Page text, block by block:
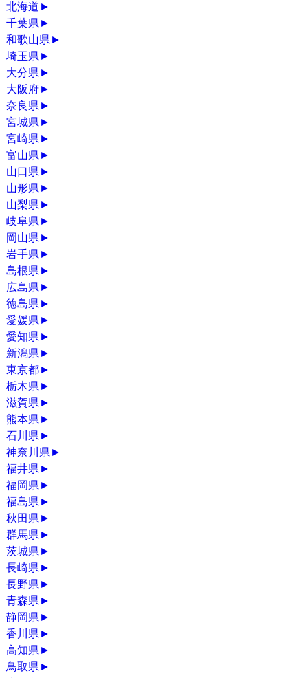
北海道 ►
千葉県 ►
和歌山県 ►
埼玉県 ►
大分県 ►
大阪府►
奈良県 ►
宮城県 ►
宮崎県 ►
富山県 ►
山口県 ►
山形県 ►
山梨県 ►
岐阜県 ►
岡山県 ►
岩手県 ►
島根県 ►
広島県 ►
徳島県 ►
愛媛県 ►
愛知県 ►
新潟県 ►
東京都►
栃木県 ►
滋賀県 ►
熊本県 ►
石川県 ►
神奈川県 ►
福井県 ►
福岡県 ►
福島県 ►
秋田県 ►
群馬県 ►
茨城県 ►
長崎県 ►
長野県 ►
青森県 ►
静岡県 ►
香川県 ►
高知県 ►
鳥取県 ►